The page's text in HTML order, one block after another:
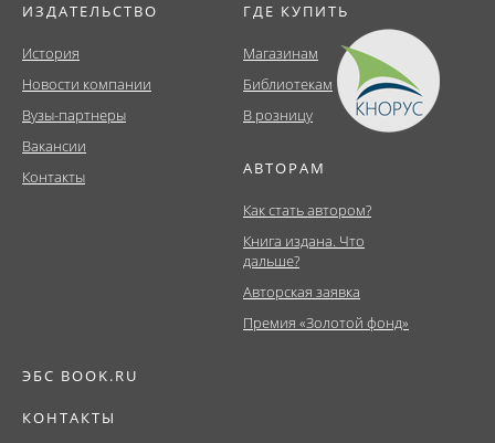
ИЗДАТЕЛЬСТВО
История
Новости компании
Вузы-партнеры
Вакансии
Контакты
ГДЕ КУПИТЬ
Магазинам
Библиотекам
В розницу
АВТОРАМ
Как стать автором?
Книга издана. Что
дальше?
Авторская заявка
Премия «Золотой фонд»
ЭБС BOOK.RU
КОНТАКТЫ